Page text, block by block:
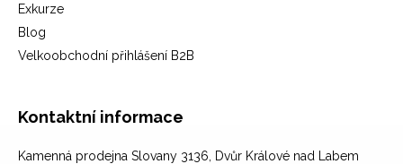
Exkurze
Blog
Velkoobchodní přihlášení B2B
Kontaktní informace
Kamenná prodejna Slovany 3136, Dvůr Králové nad Labem